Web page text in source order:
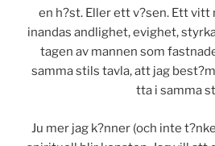
en h?st. Eller ett v?sen. Ett
inandas andlighet, evighet,
tagen av mannen som
samma stils tavla, att jag
tta i samma
Ju mer jag k?nner (och inte